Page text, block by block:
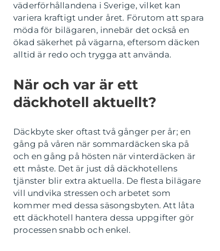
väderförhållandena i Sverige, vilket kan
variera kraftigt under året. Förutom att spara
möda för bilägaren, innebär det också en
ökad säkerhet på vägarna, eftersom däcken
alltid är redo och trygga att använda.
När och var är ett
däckhotell aktuellt?
Däckbyte sker oftast två gånger per år; en
gång på våren när sommardäcken ska på
och en gång på hösten när vinterdäcken är
ett måste. Det är just då däckhotellens
tjänster blir extra aktuella. De flesta bilägare
vill undvika stressen och arbetet som
kommer med dessa säsongsbyten. Att låta
ett däckhotell hantera dessa uppgifter gör
processen snabb och enkel.